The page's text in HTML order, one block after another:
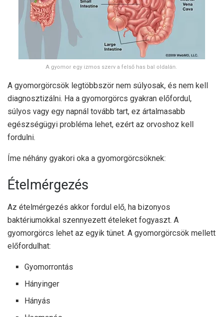
A gyomor egy izmos szerv a felső has bal oldalán.
A gyomorgörcsök legtöbbször nem súlyosak, és nem kell
diagnosztizálni. Ha a gyomorgörcs gyakran előfordul,
súlyos vagy egy napnál tovább tart, ez ártalmasabb
egészségügyi probléma lehet, ezért az orvoshoz kell
fordulni.
Íme néhány gyakori oka a gyomorgörcsöknek:
Ételmérgezés
Az ételmérgezés akkor fordul elő, ha bizonyos
baktériumokkal szennyezett ételeket fogyaszt. A
gyomorgörcs lehet az egyik tünet. A gyomorgörcsök mellett
előfordulhat:
Gyomorrontás
Hányinger
Hányás